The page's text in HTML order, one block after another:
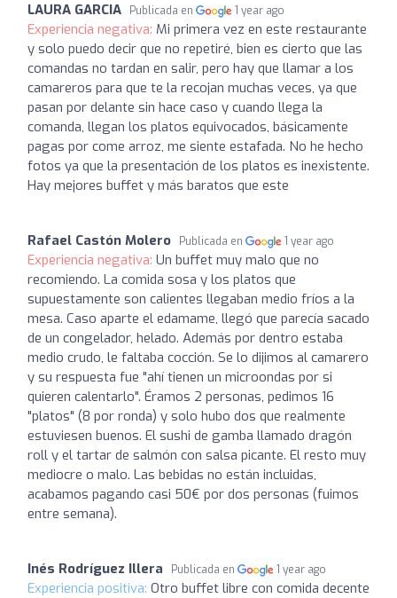
LAURA GARCIA Publicada en 1 year ago
Experiencia negativa: Mi primera vez en este restaurante
y solo puedo decir que no repetiré, bien es cierto que las
comandas no tardan en salir, pero hay que llamar a los
camareros para que te la recojan muchas veces, ya que
pasan por delante sin hace caso y cuando llega la
comanda, llegan los platos equivocados, básicamente
pagas por come arroz, me siente estafada. No he hecho
fotos ya que la presentación de los platos es inexistente.
Hay mejores buffet y más baratos que este
Rafael Castón Molero Publicada en 1 year ago
Experiencia negativa: Un buffet muy malo que no
recomiendo. La comida sosa y los platos que
supuestamente son calientes llegaban medio fríos a la
mesa. Caso aparte el edamame, llegó que parecía sacado
de un congelador, helado. Además por dentro estaba
medio crudo, le faltaba cocción. Se lo dijimos al camarero
y su respuesta fue "ahí tienen un microondas por si
quieren calentarlo". Éramos 2 personas, pedimos 16
"platos" (8 por ronda) y solo hubo dos que realmente
estuviesen buenos. El sushi de gamba llamado dragón
roll y el tartar de salmón con salsa picante. El resto muy
mediocre o malo. Las bebidas no están incluidas,
acabamos pagando casi 50€ por dos personas (fuimos
entre semana).
Inés Rodríguez Illera Publicada en 1 year ago
Experiencia positiva: Otro buffet libre con comida decente